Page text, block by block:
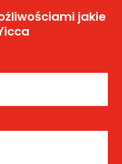
jakie